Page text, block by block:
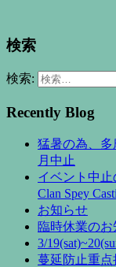
検索
検索:
Recently Blog
猛暑の為、
月中止
イベント中
Clan Spey
お知らせ
臨時休業のお
3/
蔓延防止重点